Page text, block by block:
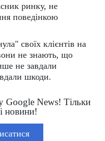
ринку, не
поведінкою
своїх клієнтів на
не знають, що
не завдали
шкоди.
Google News! Тільки
новини!